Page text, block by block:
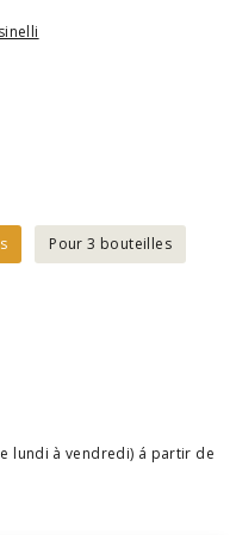
Pour 3 bouteilles
lundi à vendredi) á partir de